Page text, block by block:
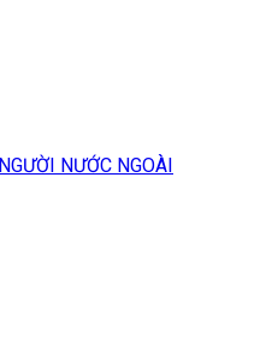
NƯỚC NGOÀI